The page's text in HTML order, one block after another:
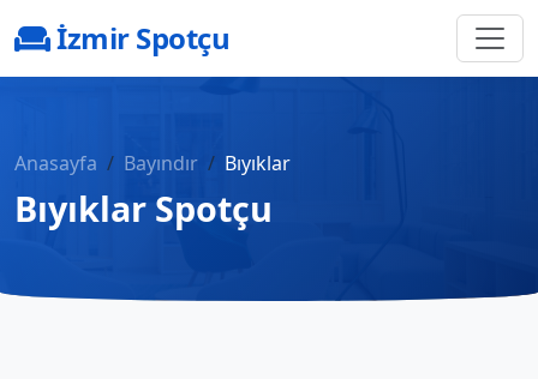
İzmir Spotçu
Anasayfa Bayındır Bıyıklar
Bıyıklar Spotçu